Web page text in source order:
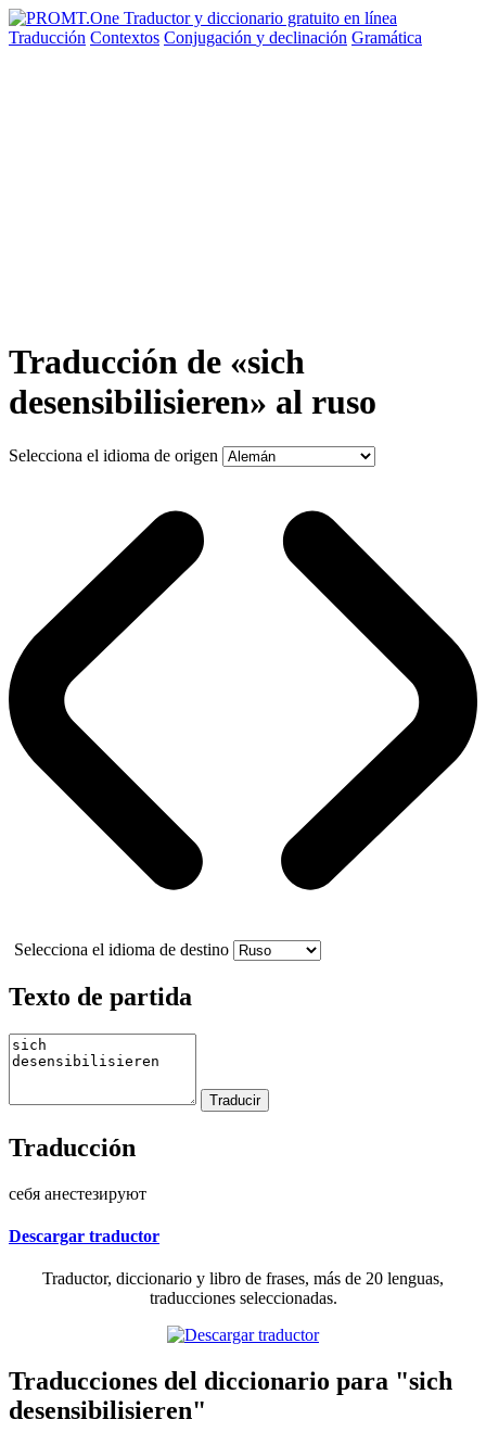
Traducción Contextos Conjugación y declinación Gramática
Traducción de «sich
desensibilisieren» al ruso
Selecciona el idioma de origen
Selecciona el idioma de destino
Texto de partida
Traducción
себя анестезируют
Descargar traductor
Traductor, diccionario y libro de frases, más de 20 lenguas,
traducciones seleccionadas.
Traducciones del diccionario para "sich
desensibilisieren"